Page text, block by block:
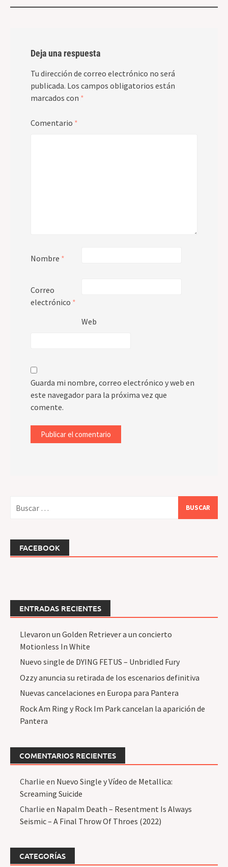
Deja una respuesta
Tu dirección de correo electrónico no será
publicada. Los campos obligatorios están
marcados con *
Comentario *
Nombre *
Correo
electrónico *
Web
Guarda mi nombre, correo electrónico y web en
este navegador para la próxima vez que
comente.
FACEBOOK
ENTRADAS RECIENTES
Llevaron un Golden Retriever a un concierto
Motionless In White
Nuevo single de DYING FETUS – Unbridled Fury
Ozzy anuncia su retirada de los escenarios definitiva
Nuevas cancelaciones en Europa para Pantera
Rock Am Ring y Rock Im Park cancelan la aparición de
Pantera
COMENTARIOS RECIENTES
Charlie en Nuevo Single y Vídeo de Metallica:
Screaming Suicide
Charlie en Napalm Death – Resentment Is Always
Seismic – A Final Throw Of Throes (2022)
CATEGORÍAS